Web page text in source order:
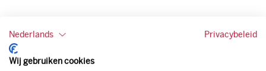
Nederlands Privacybeleid
Wij gebruiken cookies